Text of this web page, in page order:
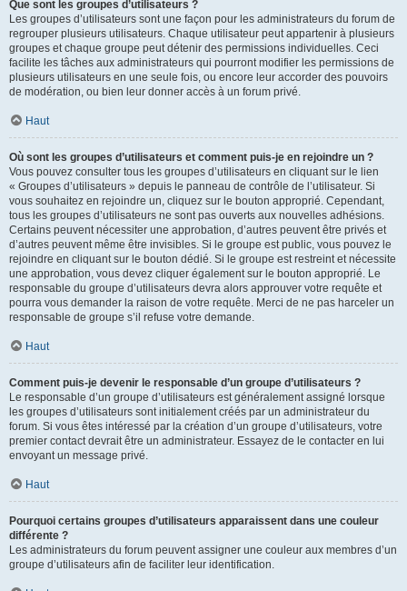
Que sont les groupes d’utilisateurs ?
Les groupes d’utilisateurs sont une façon pour les administrateurs du forum de
regrouper plusieurs utilisateurs. Chaque utilisateur peut appartenir à plusieurs
groupes et chaque groupe peut détenir des permissions individuelles. Ceci
facilite les tâches aux administrateurs qui pourront modifier les permissions de
plusieurs utilisateurs en une seule fois, ou encore leur accorder des pouvoirs
de modération, ou bien leur donner accès à un forum privé.
Haut
Où sont les groupes d’utilisateurs et comment puis-je en rejoindre un ?
Vous pouvez consulter tous les groupes d’utilisateurs en cliquant sur le lien
« Groupes d’utilisateurs » depuis le panneau de contrôle de l’utilisateur. Si
vous souhaitez en rejoindre un, cliquez sur le bouton approprié. Cependant,
tous les groupes d’utilisateurs ne sont pas ouverts aux nouvelles adhésions.
Certains peuvent nécessiter une approbation, d’autres peuvent être privés et
d’autres peuvent même être invisibles. Si le groupe est public, vous pouvez le
rejoindre en cliquant sur le bouton dédié. Si le groupe est restreint et nécessite
une approbation, vous devez cliquer également sur le bouton approprié. Le
responsable du groupe d’utilisateurs devra alors approuver votre requête et
pourra vous demander la raison de votre requête. Merci de ne pas harceler un
responsable de groupe s’il refuse votre demande.
Haut
Comment puis-je devenir le responsable d’un groupe d’utilisateurs ?
Le responsable d’un groupe d’utilisateurs est généralement assigné lorsque
les groupes d’utilisateurs sont initialement créés par un administrateur du
forum. Si vous êtes intéressé par la création d’un groupe d’utilisateurs, votre
premier contact devrait être un administrateur. Essayez de le contacter en lui
envoyant un message privé.
Haut
Pourquoi certains groupes d’utilisateurs apparaissent dans une couleur
différente ?
Les administrateurs du forum peuvent assigner une couleur aux membres d’un
groupe d’utilisateurs afin de faciliter leur identification.